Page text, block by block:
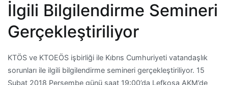
İlgili Bilgilendirme Semineri
Gerçekleştiriliyor
KTÖS ve KTOEÖS işbirliği ile Kıbrıs Cumhuriyeti vatandaşlık
sorunları ile ilgili bilgilendirme semineri gerçekleştiriliyor. 15
Şubat 2018 Perşembe günü saat 19:00’da Lefkoşa AKM’de